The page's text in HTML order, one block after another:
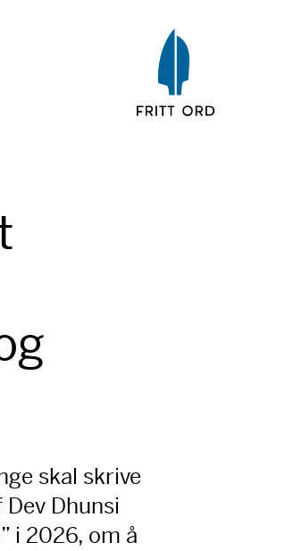
skal skrive
Dhunsi
i 2026, om å